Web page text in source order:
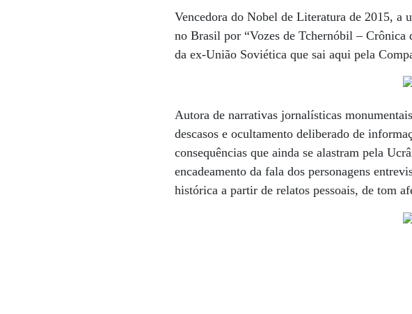
Vencedora do Nobel de Literatura de 2015, a
no Brasil por “Vozes de Tchernóbil –
da ex-União Soviética que sai aqui pela
Autora de narrativas jornalísticas
descasos e ocultamento deliberado de
consequências que ainda se alastram pela
encadeamento da fala dos personagens
histórica a partir de relatos pessoais, de tom